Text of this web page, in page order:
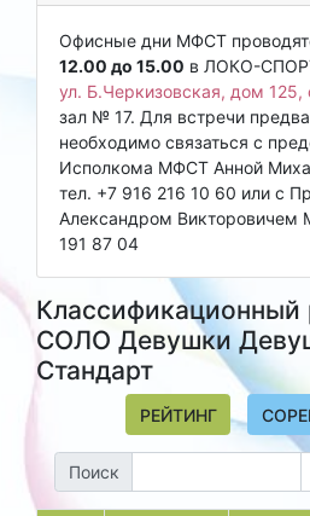
СОЛО Девушки
Стандарт
РЕЙТИНГ
Поиск
Офисные дни МФСТ
12.00 до 15.00 в ЛОКО-
ул. Б.Черкизовская, дом 125,
зал № 17. Для встречи
необходимо связаться с
Исполкома МФСТ Анной
тел. +7 916 216 10 60 или с
Александром
191 87 04